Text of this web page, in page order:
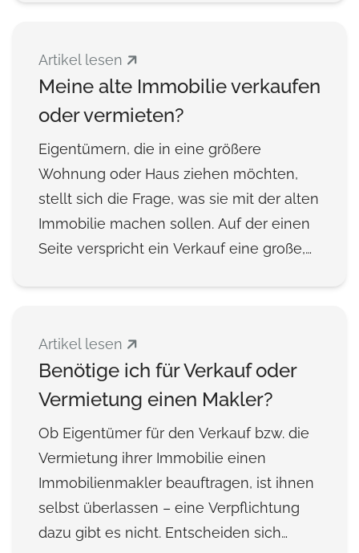
Umzugs sollte auf jeden Fall überlegt
werden, ob es sich lohnt, die aktuelle
Immobilie als Wertanlage zu behalten.
Artikel lesen
Meine alte Immobilie verkaufen
oder vermieten?
Eigentümern, die in eine größere
Wohnung oder Haus ziehen möchten,
stellt sich die Frage, was sie mit der alten
Immobilie machen sollen. Auf der einen
Seite verspricht ein Verkauf eine große,
Varianten haben ihre Vor- und Nachteile.
Artikel lesen
Benötige ich für Verkauf oder
Vermietung einen Makler?
Ob Eigentümer für den Verkauf bzw. die
Vermietung ihrer Immobilie einen
Immobilienmakler beauftragen, ist ihnen
selbst überlassen – eine Verpflichtung
dazu gibt es nicht. Entscheiden sich